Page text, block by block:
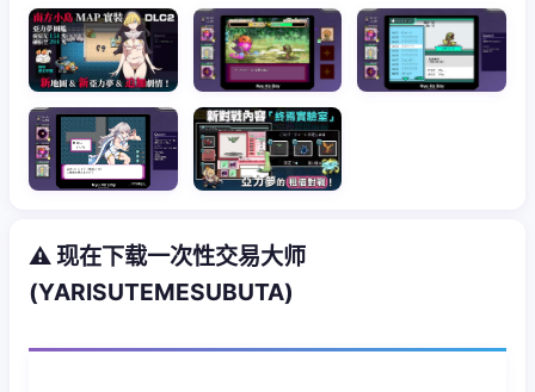
⚠️ 现在下载一次性交易大师
(YARISUTEMESUBUTA)